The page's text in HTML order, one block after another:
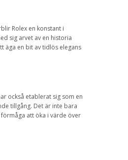
Rolex en konstant i
sig arvet av en historia
äga en bit av tidlös elegans
också etablerat sig som en
tillgång. Det är inte bara
att öka i värde över